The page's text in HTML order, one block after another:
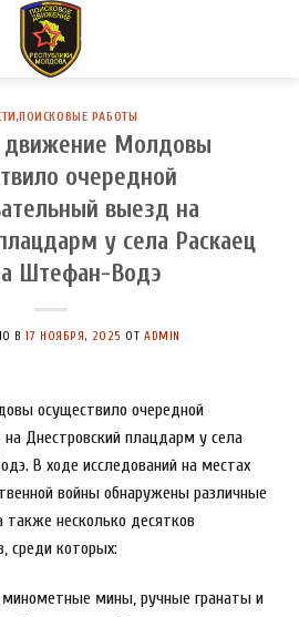
,ПОИСКОВЫЕ РАБОТЫ
движение Молдовы
очередной
выезд на
у села Раскаец
Штефан-Водэ
В17 НОЯБРЯ, 2025 ОТADMIN
осуществило очередной
Днестровский плацдарм у села
В ходе исследований на местах
войны обнаружены различные
несколько десятков
среди которых:
минометные мины, ручные гранаты и